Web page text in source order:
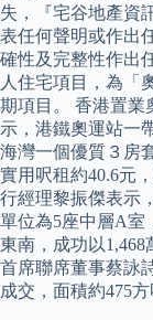
失，『宅谷地產資
表任何聲明或作出
確性及完整性作出
人住宅項目，為「
期項目。 香港置業
示，港鐵奧運站一
海灣一個優質３房
實用呎租約40.6元
行經理黎振傑表示
單位為5座中層A室
東南，成功以1,468
首席聯席董事蔡詠
成交，面積約475